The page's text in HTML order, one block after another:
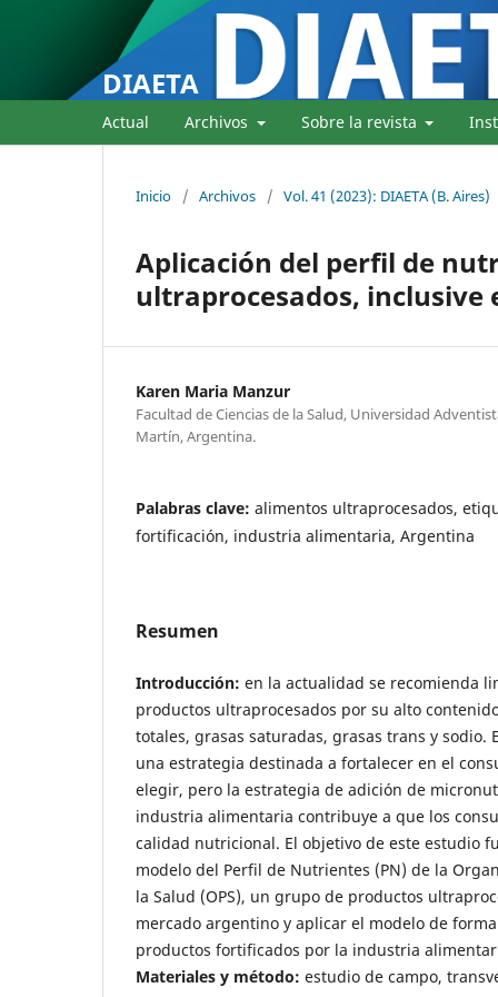
DIAETA
Actual Archivos Sobre la revista
Inicio / Archivos / Vol. 41 (2023): DIAETA (B. Aires)
Aplicación del perfil de
ultraprocesados,
Karen Maria Manzur
Facultad de Ciencias de la Salud, Universidad
Martín, Argentina.
Palabras clave: alimentos ultraprocesados,
fortificación, industria alimentaria, Argentina
Resumen
Introducción: en la actualidad se recomienda
productos ultraprocesados por su alto
totales, grasas saturadas, grasas trans y sodio.
una estrategia destinada a fortalecer en el
elegir, pero la estrategia de adición de
industria alimentaria contribuye a que los
calidad nutricional. El objetivo de este estudio
modelo del Perfil de Nutrientes (PN) de la
la Salud (OPS), un grupo de productos
mercado argentino y aplicar el modelo de
productos fortificados por la industria
Materiales y método: estudio de campo,